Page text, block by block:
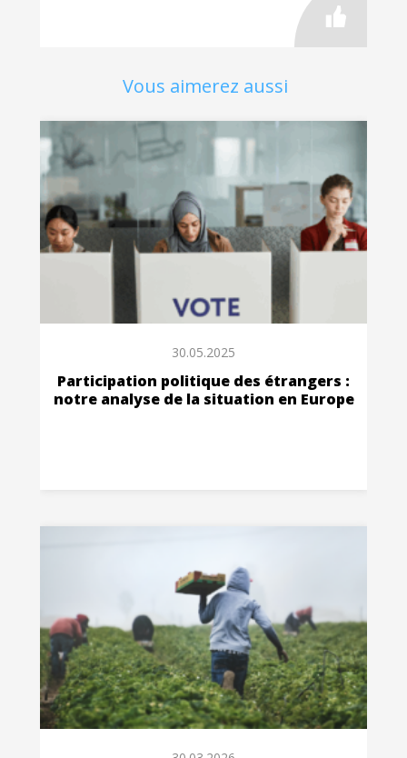
Vous aimerez aussi
30.05.2025
Participation politique des étrangers :
notre analyse de la situation en Europe